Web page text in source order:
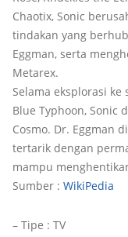
Chaotix, Sonic
tindakan yang
Eggman, serta
Metarex.
Selama eksplorasi
Blue Typhoon, Sonic
Cosmo. Dr. Eggman
tertarik dengan
mampu
Sumber : WikiPedia
– Tipe : TV